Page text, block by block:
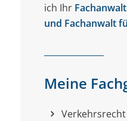
ich Ihr
und Fachanwalt
Meine